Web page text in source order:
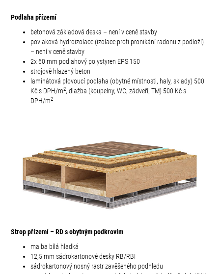
Podlaha přízemí
betonová základová deska – není v ceně stavby
povlaková hydroizolace (izolace proti pronikání radonu z podloží)
– není v ceně stavby
2x 60 mm podlahový polystyren EPS 150
strojově hlazený beton
laminátová plovoucí podlaha (obytné místnosti, haly, sklady) 500
Kč s DPH/m2, dlažba (koupelny, WC, zádveří, TM) 500 Kč s
DPH/m2
Strop přízemí – RD s obytným podkrovím
malba bílá hladká
12,5 mm sádrokartonové desky RB/RBI
sádrokartonový nosný rastr zavěšeného podhledu